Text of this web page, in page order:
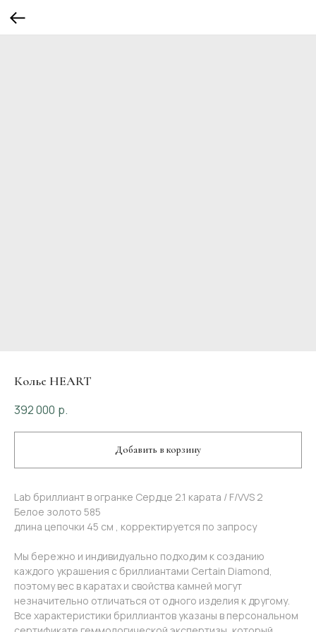
Колье HEART
392 000 р.
Добавить в корзину
Lab бриллиант в огранке Сердце 2.1 карата / F/VVS 2
Белое золото 585
длина цепочки 45 см , корректируется по запросу
Мы бережно и индивидуально подходим к созданию
каждого украшения с бриллиантами Certain Diamond,
поэтому вес в каратах и свойства камней могут
незначительно отличаться от одного изделия к другому.
Все характеристики бриллиантов указаны в персональном